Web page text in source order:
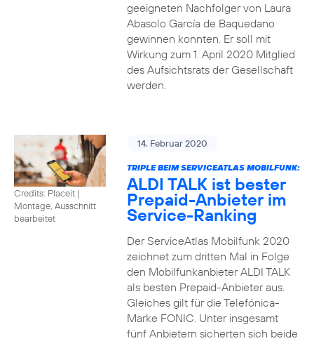
geeigneten Nachfolger von Laura
Abasolo García de Baquedano
gewinnen konnten. Er soll mit
Wirkung zum 1. April 2020 Mitglied
des Aufsichtsrats der Gesellschaft
werden.
Credits: Placeit |
Montage, Ausschnitt
bearbeitet
14. Februar 2020
TRIPLE BEIM SERVICEATLAS MOBILFUNK:
ALDI TALK ist bester
Prepaid-Anbieter im
Service-Ranking
Der ServiceAtlas Mobilfunk 2020
zeichnet zum dritten Mal in Folge
den Mobilfunkanbieter ALDI TALK
als besten Prepaid-Anbieter aus.
Gleiches gilt für die Telefónica-
Marke FONIC. Unter insgesamt
fünf Anbietern sicherten sich beide